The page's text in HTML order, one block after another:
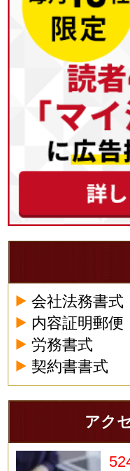
会社法務書式
内容証明郵便
労務書式
契約書書式
アク